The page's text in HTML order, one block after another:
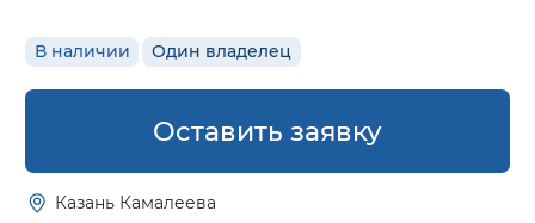
В наличии Один владелец
Оставить заявку
Казань Камалеева